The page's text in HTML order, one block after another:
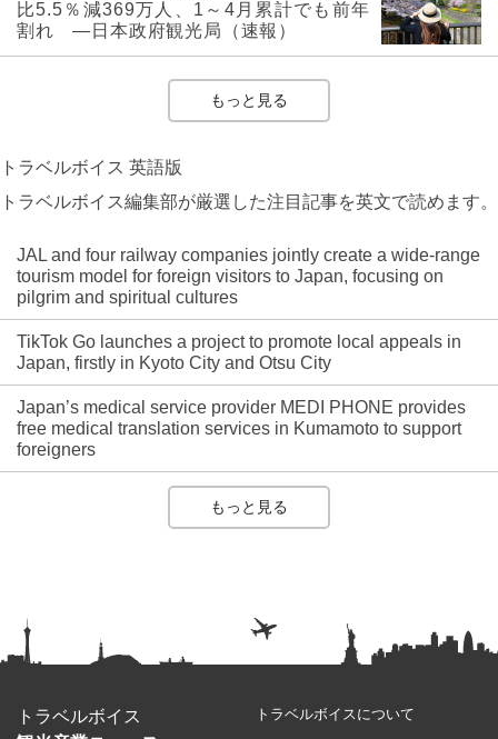
比5.5％減369万人、1～4月累計でも前年
割れ ―日本政府観光局（速報）
もっと見る
トラベルボイス 英語版
トラベルボイス編集部が厳選した注目記事を英文で読めます。
JAL and four railway companies jointly create a wide-range
tourism model for foreign visitors to Japan, focusing on
pilgrim and spiritual cultures
TikTok Go launches a project to promote local appeals in
Japan, firstly in Kyoto City and Otsu City
Japan’s medical service provider MEDI PHONE provides
free medical translation services in Kumamoto to support
foreigners
もっと見る
トラベルボイス
トラベルボイスについて